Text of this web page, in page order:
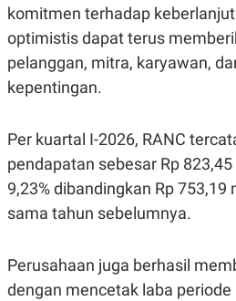
D
I
A
.
D
SITEMAPPROFILETERM
USE
PEDOMAN
PRIVACY
komitmen terhadap
optimistis dapat terus
pelanggan, mitra, karyawan,
kepentingan.
Per kuartal I-2026, RANC
pendapatan sebesar Rp
9,23% dibandingkan Rp 753,19
sama tahun sebelumnya.
Perusahaan juga berhasil
dengan mencetak laba